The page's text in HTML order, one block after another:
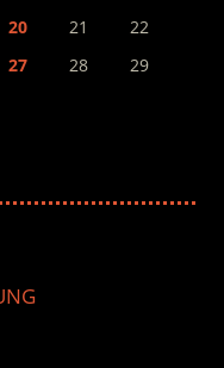
20 21
22
27 28
29